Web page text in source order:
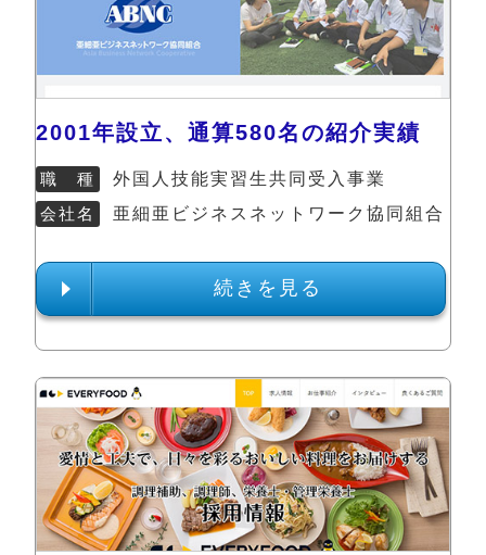
2001年設立、通算580名の紹介実績
職 種
外国人技能実習生共同受入事業
会社名
亜細亜ビジネスネットワーク協同組合
続きを見る